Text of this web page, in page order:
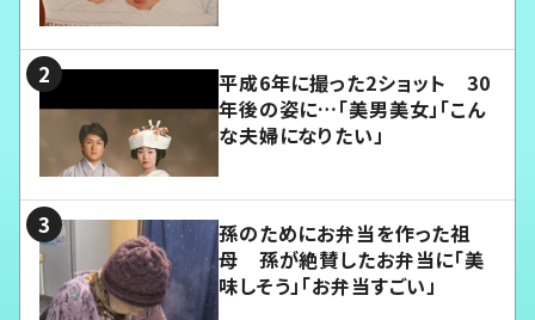
平成6年に撮った2ショット 30
年後の姿に…「美男美女」「こん
な夫婦になりたい」
孫のためにお弁当を作った祖
母 孫が絶賛したお弁当に「美
味しそう」「お弁当すごい」